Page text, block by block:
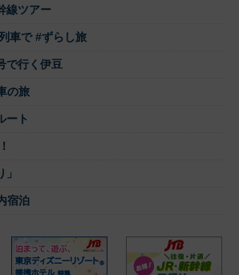
線ツアー
車で #ずらし旅
で行く伊豆
の旅
ート
宿泊